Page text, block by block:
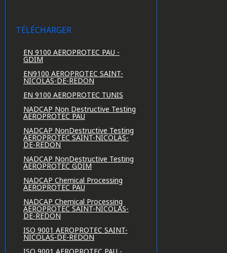
TÉLÉCHARGER
EN 9100 AEROPROTEC PAU -
GDIM
EN9100 AEROPROTEC SAINT-
NICOLAS-DE-REDON
EN 9100 AEROPROTEC TUNIS
NADCAP Non Destructive Testing
AEROPROTEC PAU
NADCAP NonDestructive Testing
AEROPROTEC SAINT-NICOLAS-
DE-REDON
NADCAP NonDestructive Testing
AEROPROTEC GDIM
NADCAP Chemical Processing
AEROPROTEC PAU
NADCAP Chemical Processing
AEROPROTEC SAINT-NICOLAS-
DE-REDON
ISO 9001 AEROPROTEC SAINT-
NICOLAS-DE-REDON